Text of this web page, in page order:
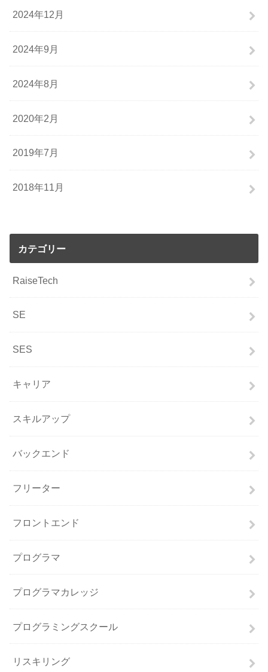
2024年12月
2024年9月
2024年8月
2020年2月
2019年7月
2018年11月
カテゴリー
RaiseTech
SE
SES
キャリア
スキルアップ
バックエンド
フリーター
フロントエンド
プログラマ
プログラマカレッジ
プログラミングスクール
リスキリング